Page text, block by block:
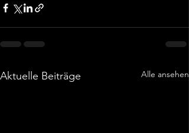
Aktuelle Beiträge Alle ansehen